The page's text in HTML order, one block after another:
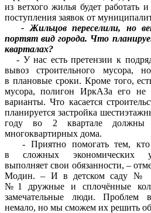
из ветхого жилья будет работать
поступления заявок от
- Жильцов переселили, но
портят вид города. Что
кварталах?
- У нас есть претензии к
вывоз строительного мусора,
в плановые сроки. Кроме того,
мусора, полигон ИркАЗа его не
варианты. Что касается
планируется застройка
году во 2 квартале должны
многоквартирных дома.
- Приятно помогать тем, кто
в сложных экономических
выполняет свои обязанности, –
Модин. – И в детском саду №
№1 дружные и сплочённые
замечательные люди. Проблем
немало, но мы сможем их решить